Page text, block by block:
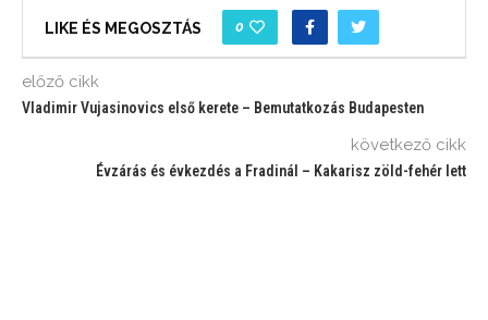
LIKE ÉS MEGOSZTÁS 0
előző cikk
Vladimir Vujasinovics első kerete – Bemutatkozás Budapesten
következő cikk
Évzárás és évkezdés a Fradinál – Kakarisz zöld-fehér lett